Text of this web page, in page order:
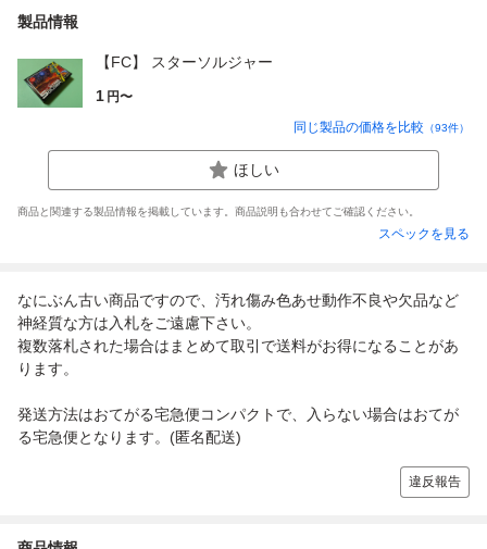
製品情報
【FC】 スターソルジャー
1 円〜
同じ製品の価格を比較 （93件）
ほしい
商品と関連する製品情報を掲載しています。商品説明も合わせてご確認ください。
スペックを見る
なにぶん古い商品ですので、汚れ傷み色あせ動作不良や欠品など
神経質な方は入札をご遠慮下さい。
複数落札された場合はまとめて取引で送料がお得になることがあ
ります。
発送方法はおてがる宅急便コンパクトで、入らない場合はおてが
る宅急便となります。(匿名配送)
違反報告